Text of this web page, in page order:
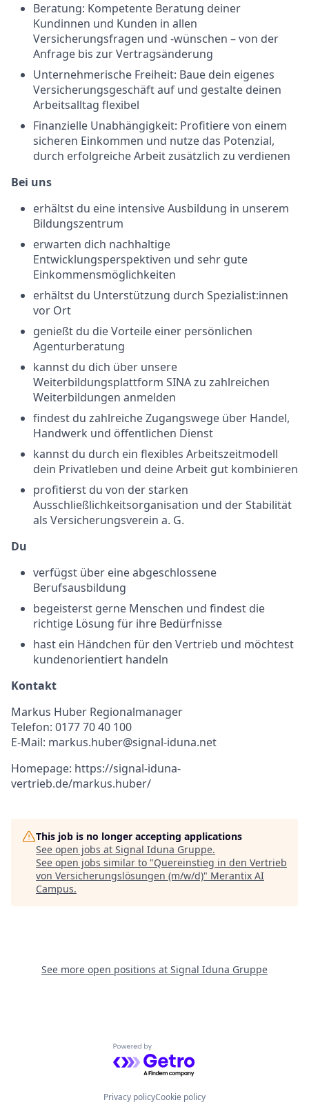
Beratung: Kompetente Beratung deiner
Kundinnen und Kunden in allen
Versicherungsfragen und -wünschen – von der
Anfrage bis zur Vertragsänderung
Unternehmerische Freiheit: Baue dein eigenes
Versicherungsgeschäft auf und gestalte deinen
Arbeitsalltag flexibel
Finanzielle Unabhängigkeit: Profitiere von einem
sicheren Einkommen und nutze das Potenzial,
durch erfolgreiche Arbeit zusätzlich zu verdienen
Bei uns
erhältst du eine intensive Ausbildung in unserem
Bildungszentrum
erwarten dich nachhaltige
Entwicklungsperspektiven und sehr gute
Einkommensmöglichkeiten
erhältst du Unterstützung durch Spezialist:innen
vor Ort
genießt du die Vorteile einer persönlichen
Agenturberatung
kannst du dich über unsere
Weiterbildungsplattform SINA zu zahlreichen
Weiterbildungen anmelden
findest du zahlreiche Zugangswege über Handel,
Handwerk und öffentlichen Dienst
kannst du durch ein flexibles Arbeitszeitmodell
dein Privatleben und deine Arbeit gut kombinieren
profitierst du von der starken
Ausschließlichkeitsorganisation und der Stabilität
als Versicherungsverein a. G.
Du
verfügst über eine abgeschlossene
Berufsausbildung
begeisterst gerne Menschen und findest die
richtige Lösung für ihre Bedürfnisse
hast ein Händchen für den Vertrieb und möchtest
kundenorientiert handeln
Kontakt
Markus Huber Regionalmanager
Telefon: 0177 70 40 100
E-Mail: markus.huber@signal-iduna.net
Homepage: https://signal-iduna-
vertrieb.de/markus.huber/
This job is no longer accepting applications
See open jobs at Signal Iduna Gruppe.
See open jobs similar to "Quereinstieg in den Vertrieb
von Versicherungslösungen (m/w/d)" Merantix AI
Campus.
See more open positions at Signal Iduna Gruppe
Powered by Getro.com
Privacy policyCookie policy